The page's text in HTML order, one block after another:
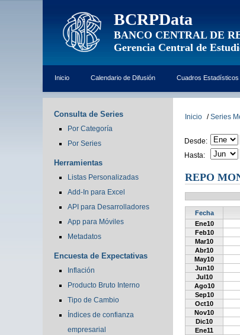
BCRPData
BANCO CENTRAL DE
Gerencia Central de
Inicio Calendario de Difusión Cuadros Estadísticos
Consulta de Series
Por Categoría
Por Series
Herramientas
Listas Personalizadas
Add-In para Excel
API para Desarrolladores
App para Móviles
Metadatos
Encuesta de Expectativas
Inflación
Producto Bruto Interno
Tipo de Cambio
Índices de confianza
empresarial
Inicio / Series
Desde:
Hasta:
REPO
Fecha
Ene10
Feb10
Mar10
Abr10
May10
Jun10
Jul10
Ago10
Sep10
Oct10
Nov10
Dic10
Ene11